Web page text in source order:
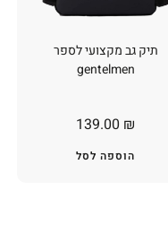
תיק גב מקצועי לספר
gentelmen
139.00 ₪
הוספה לסל